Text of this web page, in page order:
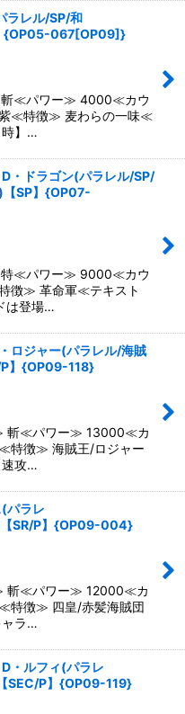
ラレル/SP/和
{OP05-067[OP09]}
≪パワー≫ 4000≪カウ
≪特徴≫ 麦わらの一味≪
時】…
・ドラゴン(パラレル/SP/
SP】{OP07-
≪パワー≫ 9000≪カウ
≫ 革命軍≪テキスト
は登場…
ロジャー(パラレル/海賊
】{OP09-118}
≪パワー≫ 13000≪カ
徴≫ 海賊王/ロジャー
攻…
パラレ
SR/P】{OP09-004}
≪パワー≫ 12000≪カ
徴≫ 四皇/赤髪海賊団
ラ…
・ルフィ(パラレ
SEC/P】{OP09-119}